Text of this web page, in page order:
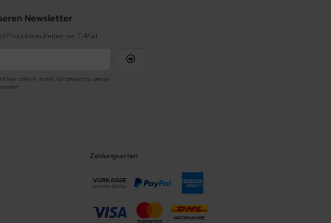
Newsletter
Produktneuheiten per E-Mail
hier oder in Ihrem Kundenkonto wieder
Zahlungsarten